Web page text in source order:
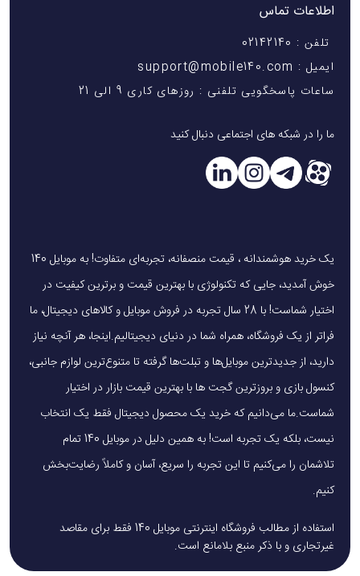
اطلاعات تماس
تلفن : 02142140
ایمیل : support@mobile140.com
ساعات پاسخگویی تلفنی : روزهای کاری 9 الی 21
ما را در شبکه های اجتماعی دنبال کنید
یک خرید هوشمندانه ، قیمت منصفانه، تجربه‌ای متفاوت! به موبایل 140
خوش آمدید، جایی که تکنولوژی با بهترین قیمت و برترین کیفیت در
اختیار شماست! با 28 سال تجربه در فروش موبایل و کالاهای دیجیتال، ما
فراتر از یک فروشگاه، همراه شما در دنیای دیجیتالیم.اینجا، هر آنچه نیاز
دارید، از جدیدترین موبایل‌ها و تبلت‌ها گرفته تا متنوع‌ترین لوازم جانبی،
کنسول بازی و بروزترین گجت ها با بهترین قیمت بازار در اختیار
شماست.ما می‌دانیم که خرید یک محصول دیجیتال فقط یک انتخاب
نیست، بلکه یک تجربه است! به همین دلیل در موبایل 140 تمام
تلاشمان را می‌کنیم تا این تجربه را سریع، آسان و کاملاً رضایت‌بخش
کنیم.
استفاده از مطالب فروشگاه اینترنتی موبایل 140 فقط برای مقاصد
غیرتجاری و با ذکر منبع بلامانع است.